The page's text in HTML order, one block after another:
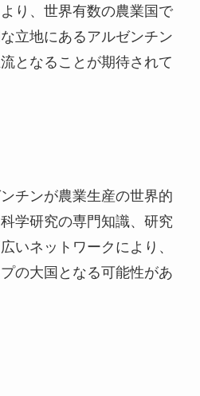
り、世界有数の農業国で
立地にあるアルゼンチン
となることが期待されて
チンが農業生産の世界的
学研究の専門知識、研究
いネットワークにより、
の大国となる可能性があ